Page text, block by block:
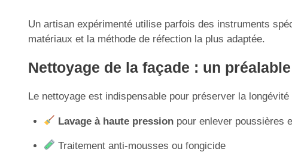
Un artisan expérimenté utilise parfois des instruments
matériaux et la méthode de réfection la plus adaptée.
Nettoyage de la façade : un
Le nettoyage est indispensable pour préserver la longévité
Lavage à haute pressionpour enlever poussières
Traitement anti-mousses ou fongicide